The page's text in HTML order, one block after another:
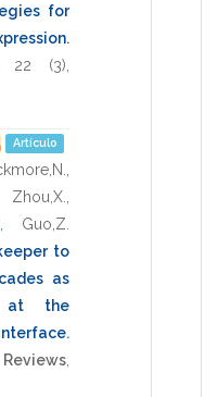
for
.
22 (3),
Artículo
Zhou,X.
Guo,Z.
to
as
at the
.
Reviews